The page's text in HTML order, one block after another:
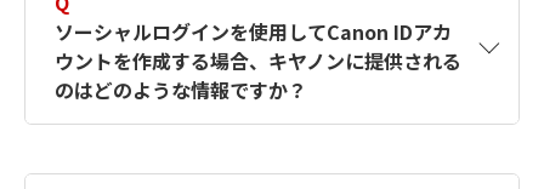
す。詳しい作成方法は【カメラ】Canon IDとは
何ですか？Canon IDの作成方法は？をご確認く
ださい。
ソーシャルログインを使用してCanon IDアカ
ウントを作成する場合、キヤノンに提供される
のはどのような情報ですか？